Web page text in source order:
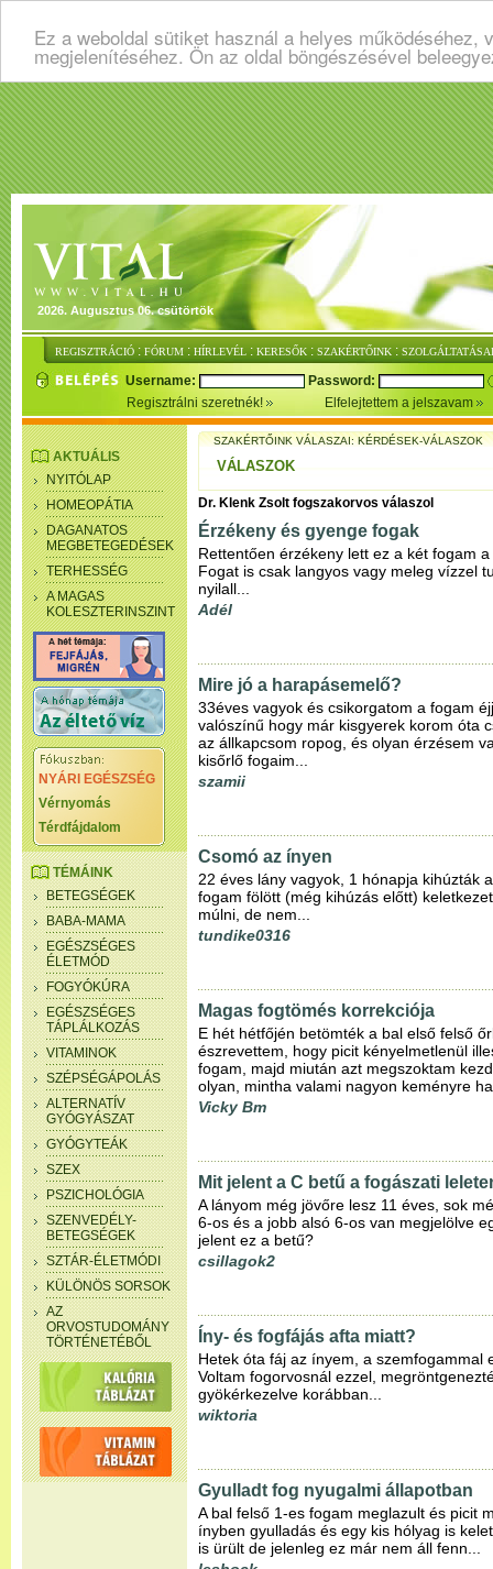
Ez a weboldal sütiket használ a helyes
megjelenítéséhez. Ön az oldal böngészésével
2026. Augusztus 06. csütörtök
REGISZTRÁCIÓ : FÓRUM : HÍRLEVÉL : KERESŐK : SZAKÉRTŐINK :
Username:
Password:
Regisztrálni szeretnék!
Elfelejtettem a jelszavam
AKTUÁLIS
NYITÓLAP
HOMEOPÁTIA
DAGANATOS
MEGBETEGEDÉSEK
TERHESSÉG
A MAGAS
KOLESZTERINSZINT
NYÁRI EGÉSZSÉG
Vérnyomás
Térdfájdalom
TÉMÁINK
BETEGSÉGEK
BABA-MAMA
EGÉSZSÉGES
ÉLETMÓD
FOGYÓKÚRA
EGÉSZSÉGES
TÁPLÁLKOZÁS
VITAMINOK
SZÉPSÉGÁPOLÁS
ALTERNATÍV
GYÓGYÁSZAT
GYÓGYTEÁK
SZEX
PSZICHOLÓGIA
SZENVEDÉLY-
BETEGSÉGEK
SZTÁR-ÉLETMÓDI
KÜLÖNÖS SORSOK
AZ
ORVOSTUDOMÁNY
TÖRTÉNETÉBŐL
SZAKÉRTŐINK VÁLASZAI: KÉRDÉSEK-VÁLASZOK
VÁLASZOK
Dr. Klenk Zsolt fogszakorvos válaszol
Érzékeny és gyenge fogak
Rettentően érzékeny lett ez a két fogam
Fogat is csak langyos vagy meleg vízzel
nyilall...
Adél
Mire jó a harapásemelő?
33éves vagyok és csikorgatom a fogam
valószínű hogy már kisgyerek korom óta
az állkapcsom ropog, és olyan érzésem
kisőrlő fogaim...
szamii
Csomó az ínyen
22 éves lány vagyok, 1 hónapja kihúzták
fogam fölött (még kihúzás előtt)
múlni, de nem...
tundike0316
Magas fogtömés korrekciója
E hét hétfőjén betömték a bal első felső
észrevettem, hogy picit kényelmetlenül
fogam, majd miután azt megszoktam
olyan, mintha valami nagyon keményre
Vicky Bm
Mit jelent a C betű a fogászati
A lányom még jövőre lesz 11 éves, sok
6-os és a jobb alsó 6-os van megjelölve
jelent ez a betű?
csillagok2
Íny- és fogfájás afta miatt?
Hetek óta fáj az ínyem, a szemfogammal
Voltam fogorvosnál ezzel,
gyökérkezelve korábban...
wiktoria
Gyulladt fog nyugalmi állapotban
A bal felső 1-es fogam meglazult és picit
ínyben gyulladás és egy kis hólyag is
is ürült de jelenleg ez már nem áll fenn...